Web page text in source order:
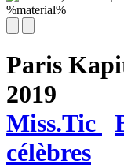
Paris
2019
Miss.Tic
célèbres